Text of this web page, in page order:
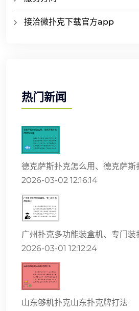
接洽微扑克下载官方app
热门新闻
德克萨斯扑克怎么用、德克萨斯
2026-03-02 12:16:14
广州扑克多功能装盒机、专门装
2026-03-01 12:12:24
山东够机扑克山东扑克牌打法